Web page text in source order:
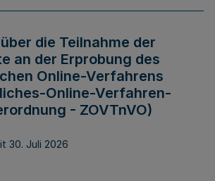
die Teilnahme der
an der Erprobung des
Online-Verfahrens
Online-Verfahren-
- ZOVTnVO)
30. Juli 2026